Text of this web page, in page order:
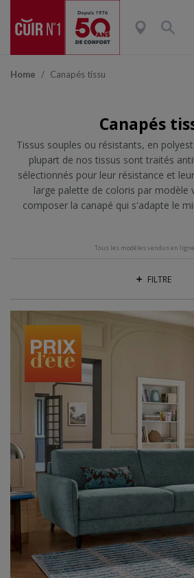
Home Canapés tissu
Canapés
Tissus souples ou résistants, en
plupart de nos tissus sont traités
sélectionnés pour leur résistance et
large palette de coloris par modèle
composer la canapé qui s'adapte le
Tous les modèles vendus en
FILTRE